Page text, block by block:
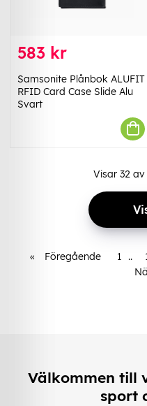
583 kr
Samsonite Plånbok ALUFIT
RFID Card Case Slide Alu
Svart
Visar 32av
« Föregående 1 ..
Välkommen till
sport